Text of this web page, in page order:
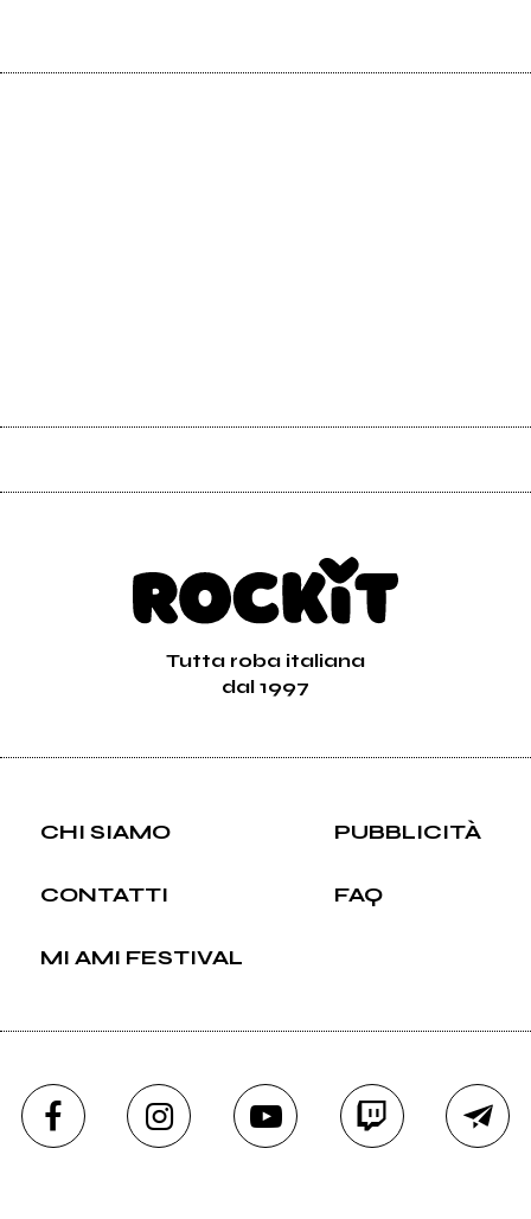
Tutta roba italiana
dal 1997
CHI SIAMO PUBBLICITÀ
CONTATTI FAQ
MI AMI FESTIVAL